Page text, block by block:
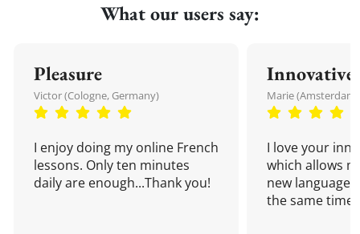
What our users say:
Pleasure
Victor (Cologne, Germany)
I enjoy doing my online French
lessons. Only ten minutes
daily are enough...Thank you!
Innovative
Marie
I love your
which allows
new language
the same time!